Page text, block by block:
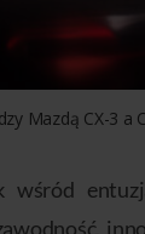
Mazdą CX-3 a